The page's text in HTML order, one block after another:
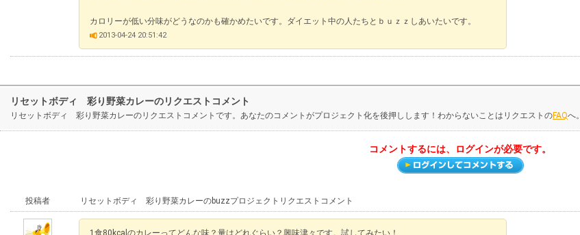
カロリーが低い分味がどうなのかも確かめたいです。ダイエット中の人たちとｂｕｚｚしあいたいです。
2013-04-24 20:51:42
リセットボディ 彩り野菜カレーのリクエストコメント
リセットボディ 彩り野菜カレーのリクエストコメントです。あなたのコメントがプロジェクト化を後押しします！わからないことはリクエストのFAQへ。
コメントするには、ログインが必要です。
投稿者 リセットボディ 彩り野菜カレーのbuzzプロジェクトリクエストコメント
1食80kcalのカレーってどんな味？量はどれぐらい？興味津々です。試してみたい！